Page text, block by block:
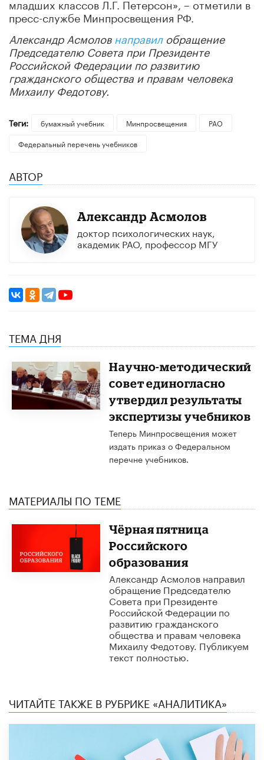
младших классов Л.Г. Петерсон», – отметили в
пресс-службе Минпросвещения РФ.
Александр Асмолов направилобращение
Председателю Совета при Президенте
Российской Федерации по развитию
гражданского общества и правам человека
Михаилу Федотову.
Теги: бумажный учебник Минпросвещения
РАО
Федеральный перечень учебников
АВТОР
Александр Асмолов
доктор психологических наук,
академик РАО, профессор МГУ
ТЕМА ДНЯ
Научно-методический
совет единогласно
утвердил результаты
экспертизы учебников
Теперь Минпросвещения может
издать приказ о Федеральном
перечне учебников.
МАТЕРИАЛЫ ПО ТЕМЕ
​Чёрная пятница
Российского
образования
Александр Асмолов направил
обращение Председателю
Совета при Президенте
Российской Федерации по
развитию гражданского
общества и правам человека
Михаилу Федотову. Публикуем
текст полностью.
ЧИТАЙТЕ ТАКЖЕ В РУБРИКЕ «АНАЛИТИКА»